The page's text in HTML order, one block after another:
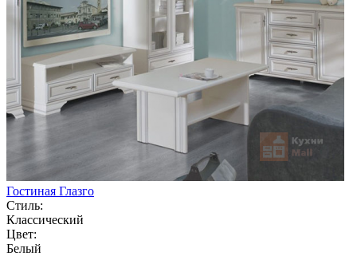
Гостиная Глазго
Стиль:
Классический
Цвет:
Белый